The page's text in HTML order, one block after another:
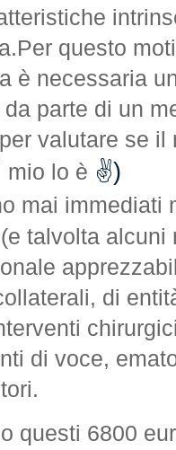
questo
è necessaria
parte di un
valutare se
mio lo è ✌️)
mai immediati
talvolta
di
di voce,
questi 6800